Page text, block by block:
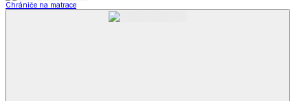
Chrániče na matrace